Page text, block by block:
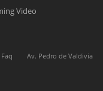
Video
Faq
Av. Pedro de Valdivia